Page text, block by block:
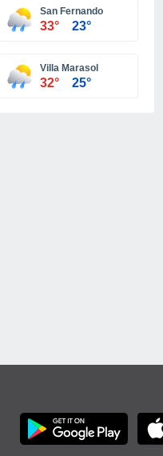
San Fernando
33° 23°
Villa Marasol
32° 25°